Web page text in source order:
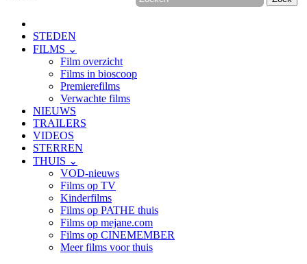
STEDEN
FILMS ⌄
Film overzicht
Films in bioscoop
Premierefilms
Verwachte films
NIEUWS
TRAILERS
VIDEOS
STERREN
THUIS ⌄
VOD-nieuws
Films op TV
Kinderfilms
Films op PATHE thuis
Films op mejane.com
Films op CINEMEMBER
Meer films voor thuis